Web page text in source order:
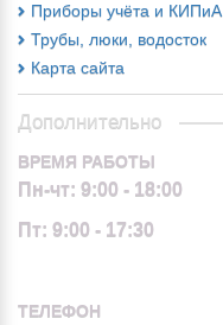
Приборы учёта и КИПиА
Трубы, люки, водосток
Карта сайта
Дополнительно
ВРЕМЯ РАБОТЫ
Пн-чт: 9:00 - 18:00
Пт: 9:00 - 17:30
ТЕЛЕФОН